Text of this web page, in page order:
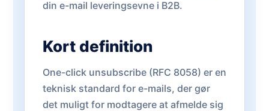
din e-mail leveringsevne i B2B.
Kort definition
One-click unsubscribe (RFC 8058) er en
teknisk standard for e-mails, der gør
det muligt for modtagere at afmelde sig